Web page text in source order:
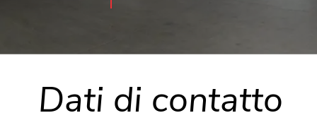
Dati di contatto